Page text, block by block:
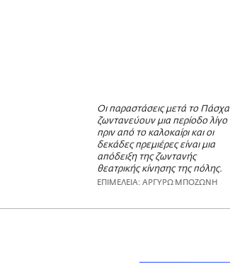
Οι παραστάσεις μετά το Πάσχα
ζωντανεύουν μια περίοδο λίγο
πριν από το καλοκαίρι και οι
δεκάδες πρεμιέρες είναι μια
απόδειξη της ζωντανής
θεατρικής κίνησης της πόλης.
ΕΠΙΜΕΛΕΙΑ: ΑΡΓΥΡΩ ΜΠΟΖΩΝΗ